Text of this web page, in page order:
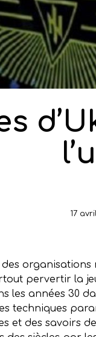
17
des
pervertir la
les années 30
techniques
et des savoirs